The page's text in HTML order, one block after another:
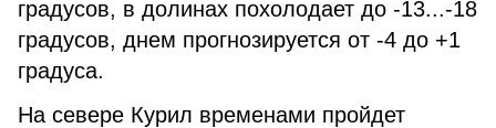
градусов, в долинах похолодает до -13...-18
градусов, днем прогнозируется от -4 до +1
градуса.
На севере Курил временами пройдет